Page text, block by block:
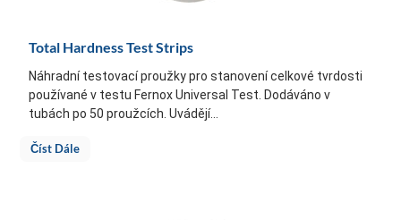
Total Hardness Test Strips
Náhradní testovací proužky pro stanovení celkové tvrdosti
používané v testu Fernox Universal Test. Dodáváno v
tubách po 50 proužcích. Uvádějí...
Číst Dále